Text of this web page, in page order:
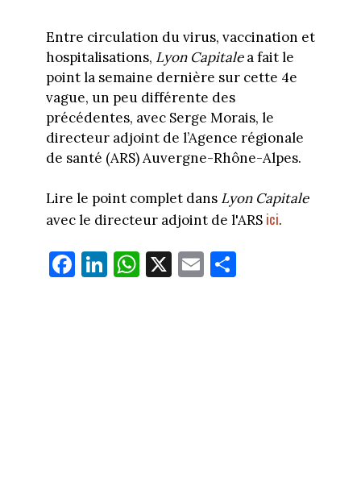
Entre circulation du virus, vaccination et
hospitalisations, Lyon Capitalea fait le
point la semaine dernière sur cette 4e
vague, un peu différente des
précédentes, avec Serge Morais, le
directeur adjoint de l’Agence régionale
de santé (ARS) Auvergne-Rhône-Alpes.
Lire le point complet dans Lyon Capitale
avec le directeur adjoint de l'ARSici.
Fa
ce
Li
nk
W
ha
X E
m
Pa